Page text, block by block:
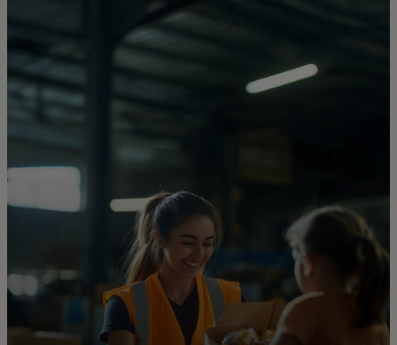
Zakelijk
Voor de wereld
Voor vernieuwers
Nieuws en trends